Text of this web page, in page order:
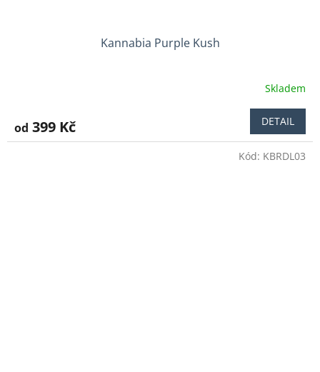
Kannabia Purple Kush
je
4,3
Skladem
od 399 Kč DETAIL
Kód: KBRDL03